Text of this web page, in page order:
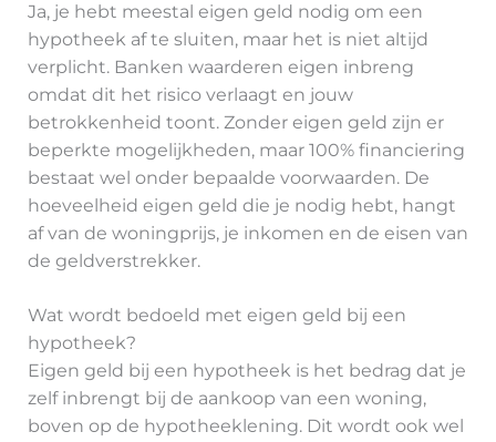
Ja, je hebt meestal eigen geld nodig om een
hypotheek af te sluiten, maar het is niet altijd
verplicht. Banken waarderen eigen inbreng
omdat dit het risico verlaagt en jouw
betrokkenheid toont. Zonder eigen geld zijn er
beperkte mogelijkheden, maar 100% financiering
bestaat wel onder bepaalde voorwaarden. De
hoeveelheid eigen geld die je nodig hebt, hangt
af van de woningprijs, je inkomen en de eisen van
de geldverstrekker.
Wat wordt bedoeld met eigen geld bij een
hypotheek?
Eigen geld bij een hypotheek is het bedrag dat je
zelf inbrengt bij de aankoop van een woning,
boven op de hypotheeklening. Dit wordt ook wel